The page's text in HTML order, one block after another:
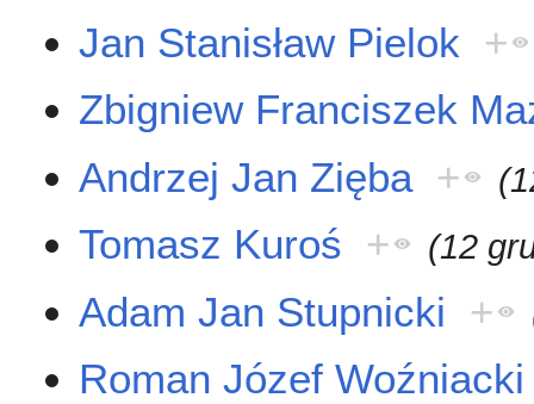
Jan Stanisław Pielok +
Zbigniew Franciszek
Andrzej Jan Zięba +
Tomasz Kuroś + (12
Adam Jan Stupnicki +
Roman Józef Woźniacki